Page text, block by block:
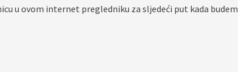
u ovom internet pregledniku za sljedeći put kada budem